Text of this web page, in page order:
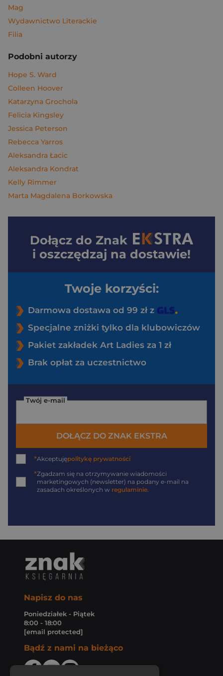
Mag
Wydawnictwo Literackie
Filia
Podobni autorzy
Hope S. Ward
Colleen Hoover
Katarzyna Grochola
Felicia Kingsley
Jessica Peterson
Rebecca Yarros
Aleksandra Łacic
Aleksandra Kondrat
Kelly Rimmer
Marta Magdalena Borkowska
Dołącz do Znak
i oszczędzaj na dostawie!
Twoje korzyści:
Darmowa dostawa od 99 zł z
Specjalne zniżki tylko dla klubowiczów
Pakiet zakładek Art Ladies za 1 zł
Brak opłat za uczestnictwo
Twój e-mail
DOŁĄCZ DO ZNAK EKSTRA
*Akceptujępolitykę prywatności
*Zgadzam się na otrzymywanie wiadomości
marketingowych (newsletter) na podany e-mail na
zasadach określonych w regulaminie.
Napisz do nas
Poniedziałek - Piątek
8:00 - 18:00
[email protected]
Bądź z nami na bieżąco